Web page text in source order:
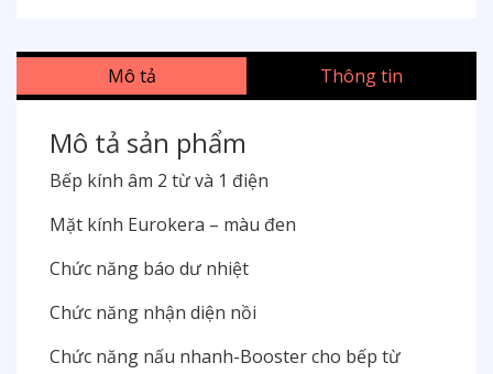
Mô tả Thông tin
Mô tả sản phẩm
Bếp kính âm 2 từ và 1 điện
Mặt kính Eurokera – màu đen
Chức năng báo dư nhiệt
Chức năng nhận diện nồi
Chức năng nấu nhanh-Booster cho bếp từ